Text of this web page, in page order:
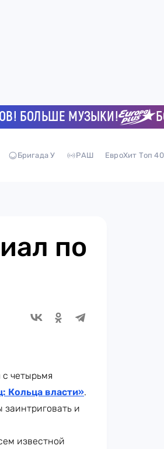
МУЗЫКИ!
Бригада У РАШ ЕвроХит Топ 40
по
четырьмя
Кольца власти».
и
известной